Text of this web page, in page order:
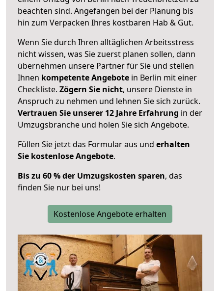
beachten sind. Angefangen bei der Planung bis
hin zum Verpacken Ihres kostbaren Hab & Gut.
Wenn Sie durch Ihren alltäglichen Arbeitsstress
nicht wissen, was Sie zuerst planen sollen, dann
übernehmen unsere Partner für Sie und stellen
Ihnen kompetente Angebote in Berlin mit einer
Checkliste. Zögern Sie nicht, unsere Dienste in
Anspruch zu nehmen und lehnen Sie sich zurück.
Vertrauen Sie unserer 12 Jahre Erfahrung in der
Umzugsbranche und holen Sie sich Angebote.
Füllen Sie jetzt das Formular aus und erhalten
Sie kostenlose Angebote.
Bis zu 60 % der Umzugskosten sparen, das
finden Sie nur bei uns!
Kostenlose Angebote erhalten